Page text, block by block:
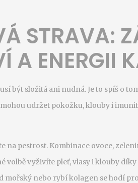
STRAVA:
A ENERGII
být složitá ani nudná. Je to spíš o
udržet pokožku, klouby i
na pestrost. Kombinace ovoce,
volbě vyživíte pleť, vlasy i klouby
mořský nebo rybí kolagen se hodí